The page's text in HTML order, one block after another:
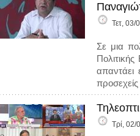
Τετ, 03/
Σε μια
απαντάει
Τρί, 02/